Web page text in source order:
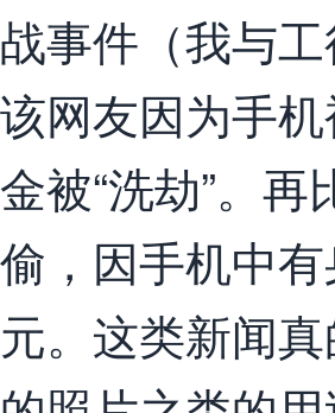
战事件（我与
该网友因为手
金被“洗劫”。
偷，因手机中
元。这类新闻